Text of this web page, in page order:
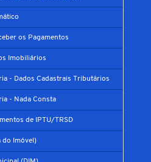
os Pagamentos
Imobiliários
- Dados Cadastrais Tributários
- Nada Consta
de IPTU/TRSD
do Imóvel)